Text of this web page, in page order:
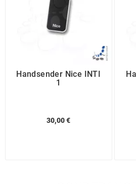
Handsender Nice INTI
1
30,00 €